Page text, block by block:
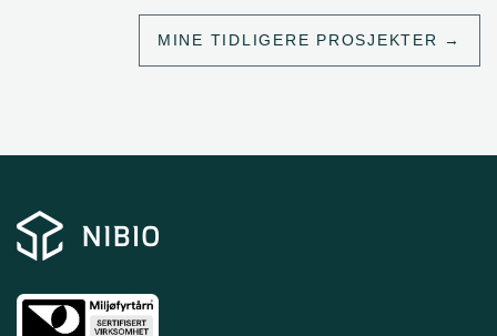
Spania, Kroatia, Slovenia, Bulgaria, Island, Norge, UK og
MINE TIDLIGERE PROSJEKTER